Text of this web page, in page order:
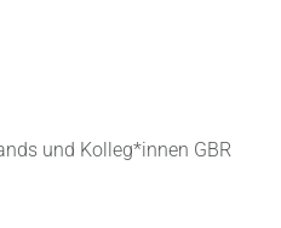
und Kolleg*innen GBR